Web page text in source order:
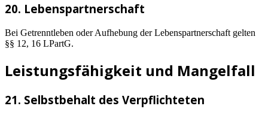
20. Lebenspartnerschaft
Bei Getrenntleben oder Aufhebung der Lebenspartnerschaft gelten
§§ 12, 16 LPartG.
Leistungsfähigkeit und Mangelfall
21. Selbstbehalt des Verpflichteten